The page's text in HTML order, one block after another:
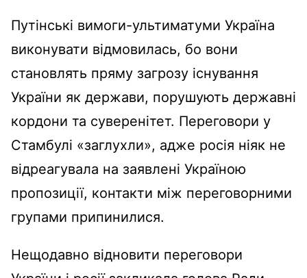
Путінські вимоги-ультиматуми Україна
виконувати відмовилась, бо вони
становлять пряму загрозу існування
України як держави, порушують державні
кордони та суверенітет. Переговори у
Стамбулі «заглухли», адже росія ніяк не
відреагувала на заявлені Україною
пропозиції, контакти між переговорними
групами припинилися.
Нещодавно відновити переговори